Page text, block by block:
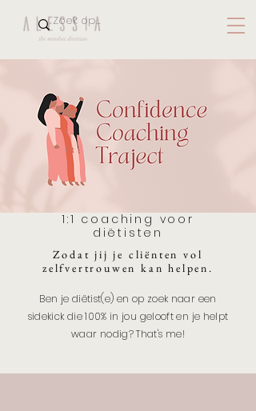
1:1 coaching voor
diëtisten
Zodat jij je cliënten vol
zelfvertrouwen kan helpen.
Ben je diëtist(e) en op zoek naar een
sidekick die 100% in jou gelooft en je helpt
waar nodig? That's me!